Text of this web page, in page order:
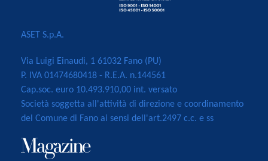
ASET S.p.A.
Via Luigi Einaudi, 1 61032 Fano (PU)
P. IVA 01474680418 - R.E.A. n.144561
Cap.soc. euro 10.493.910,00 int. versato
Società soggetta all'attività di direzione e coordinamento
del Comune di Fano ai sensi dell'art.2497 c.c. e ss